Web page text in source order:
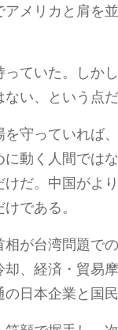
メリカと肩を
ていた。しか
い、という点だ
守っていれば
動く人間では
だ。中国がよ
である。
が台湾問題で
、経済・貿易
日本企業と国民